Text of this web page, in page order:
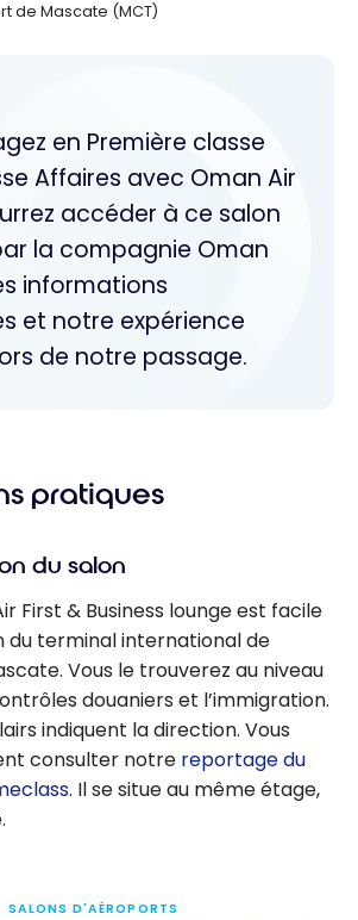
de Mascate (MCT)
en Première classe
Affaires avec Oman Air
accéder à ce salon
la compagnie Oman
informations
et notre expérience
de notre passage.
pratiques
du salon
First & Business lounge est facile
du terminal international de
Vous le trouverez au niveau
douaniers et l’immigration.
indiquent la direction. Vous
consulter notre reportage du
. Il se situe au même étage,
SALONS D'AÉROPORTS